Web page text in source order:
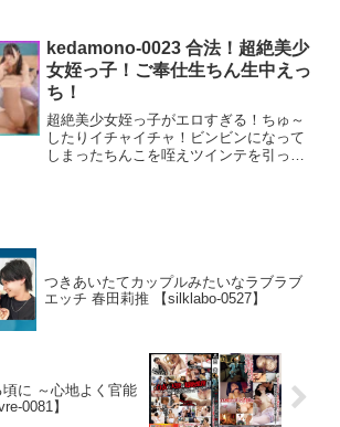
伝わるほどデカ尻を顔面に密着させてき
た！『わたしのアナルの...
kedamono-0023 合法！超絶美少
女姪っ子！ご奉仕生ちん生中えっ
ち！
超絶美少女姪っ子がエロすぎる！ちゅ～
したりイチャイチャ！ビンビンになって
しまったちんこを咥えツインテを引っ張
つきあいたてカップルみたいなラブラブ
エッチ 春田莉推 【silklabo-0527】
に ～心地よく官能
0081】